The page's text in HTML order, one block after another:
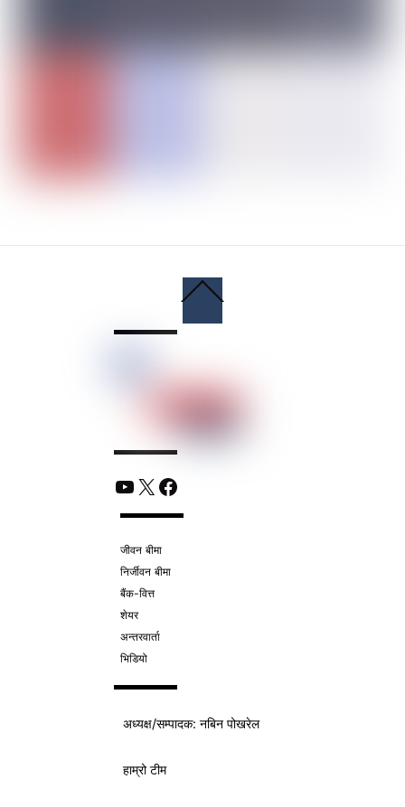
To
YouTube
X Facebook
जीवन बीमा
निर्जीवन बीमा
बैंक-वित्त
शेयर
अन्तरवार्ता
भिडियो
अध्यक्ष/सम्पादक: नबिन पोखरेल
हाम्रो टीम